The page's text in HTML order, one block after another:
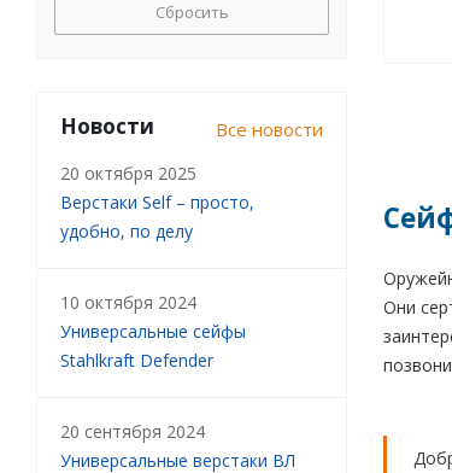
Они
Сбросить
Новости Все новости
20 октября 2025
Верстаки Self – просто,
удобно, по делу
10 октября 2024
Универсальные сейфы
Stahlkraft Defender
20 сентября 2024
Универсальные верстаки ВЛ